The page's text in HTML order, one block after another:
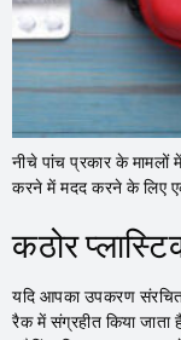
नीचे पांच प्रकार के मामलों
करने में मदद करने के लिए एक
कठोर
यदि आपका उपकरण
रैक में संग्रहीत किया